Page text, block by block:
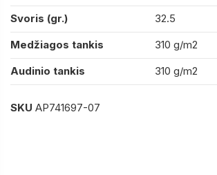
Svoris (gr.)
32.5
Medžiagos tankis
310 g/m2
Audinio tankis
310 g/m2
SKU AP741697-07